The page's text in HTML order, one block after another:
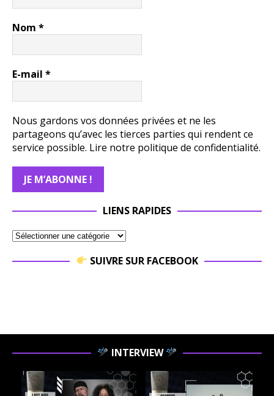
Nom *
E-mail *
Nous gardons vos données privées et ne les
partageons qu’avec les tierces parties qui rendent ce
service possible. Lire notre politique de confidentialité.
LIENS RAPIDES
SUIVRE SUR FACEBOOK
INTERVIEW